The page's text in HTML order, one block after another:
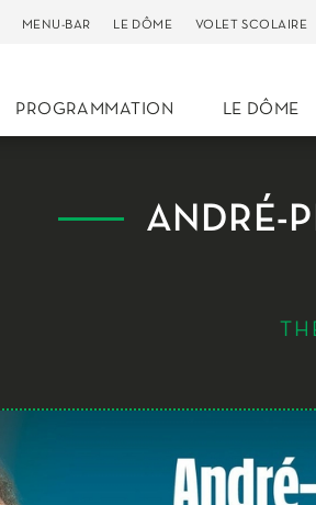
MENU-BAR LE DÔME VOLET SCOLAIRE
PROGRAMMATION LE DÔME
ANDRÉ-